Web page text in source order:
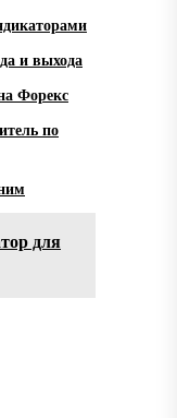
и выхода
Форекс
по
для